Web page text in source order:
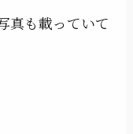
真も載っていて